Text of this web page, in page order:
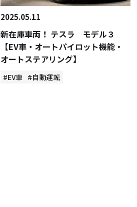
2025.05.11
新在庫車両！ テスラ モデル３
【EV車・オートパイロット機能・
オートステアリング】
#EV車 #自動運転